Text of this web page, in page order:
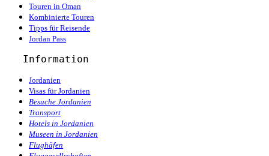
Touren in Oman
Kombinierte Touren
Tipps für Reisende
Jordan Pass
Information
Jordanien
Visas für Jordanien
Besuche Jordanien
Transport
Hotels in Jordanien
Museen in Jordanien
Flughäfen